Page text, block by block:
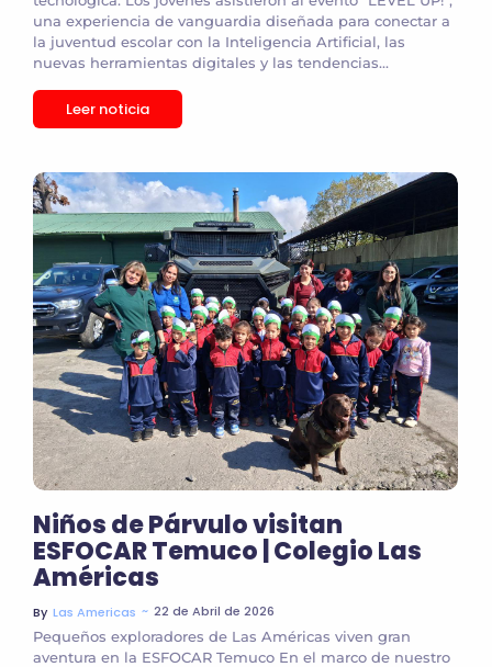
una experiencia de vanguardia diseñada para conectar a
la juventud escolar con la Inteligencia Artificial, las
nuevas herramientas digitales y las tendencias...
Leer noticia
Niños de Párvulo visitan
ESFOCAR Temuco | Colegio Las
Américas
By Las Americas ~ 22 de Abril de 2026
Pequeños exploradores de Las Américas viven gran
aventura en la ESFOCAR Temuco En el marco de nuestro